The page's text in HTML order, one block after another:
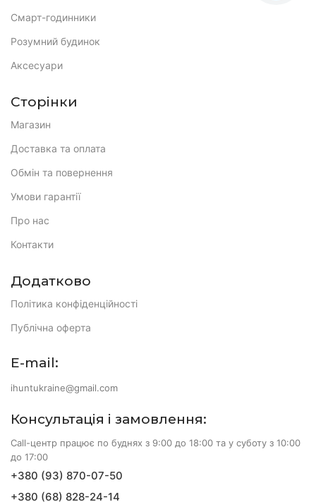
Смарт-годинники
Розумний будинок
Аксесуари
Сторінки
Магазин
Доставка та оплата
Обмін та повернення
Умови гарантії
Про нас
Контакти
Додатково
Політика конфіденційності
Публічна оферта
E-mail:
ihuntukraine@gmail.com
Консультація і замовлення:
Call-центр працює по буднях з 9:00 до 18:00 та у суботу з 10:00
до 17:00
+380 (93) 870-07-50
+380 (68) 828-24-14